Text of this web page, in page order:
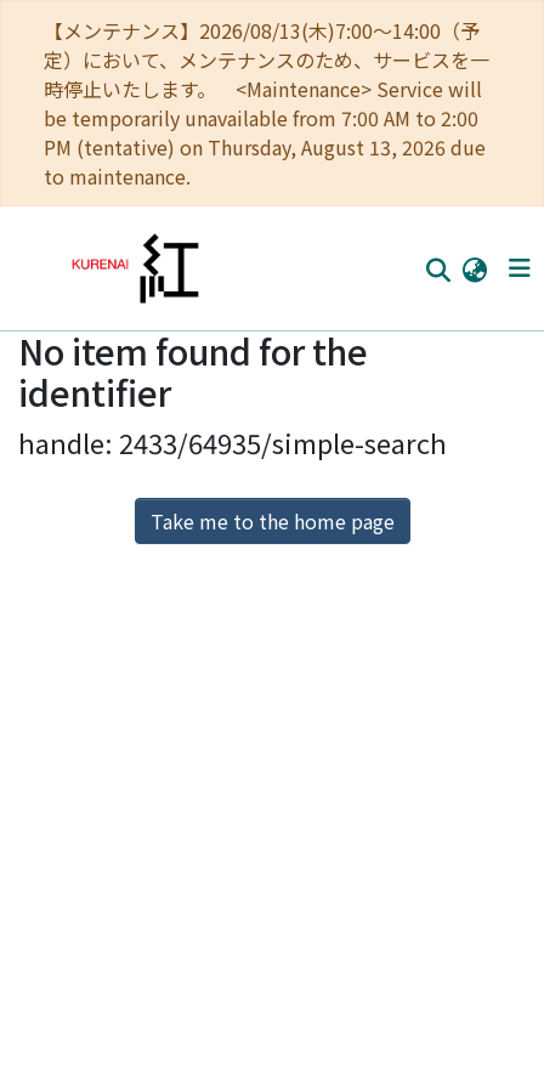
【メンテナンス】2026/08/13(木)7:00～14:00（予
定）において、メンテナンスのため、サービスを一
時停止いたします。 <Maintenance> Service will
be temporarily unavailable from 7:00 AM to 2:00
PM (tentative) on Thursday, August 13, 2026 due
to maintenance.
Home
Communities
Browse
Download Ranking
No item found for the
identifier
handle: 2433/64935/simple-search
Take me to the home page